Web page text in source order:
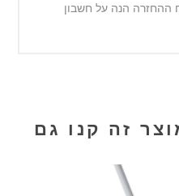
ההחזרה הנה על חשבון
זה קנו גם